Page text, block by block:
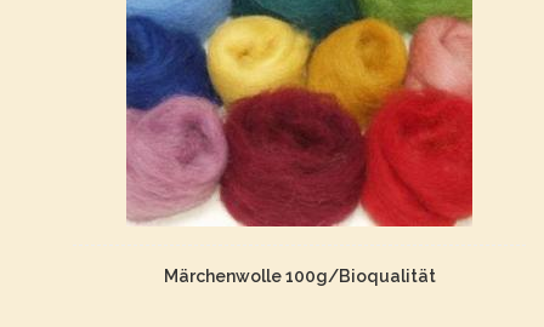
Märchenwolle 100g/Bioqualität